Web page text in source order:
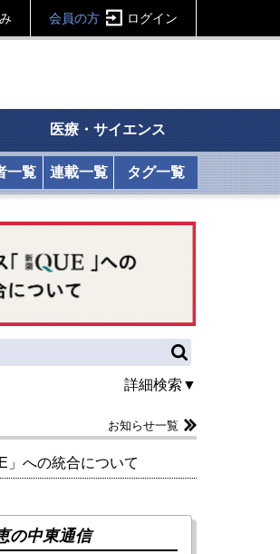
会員の方 ログイン
医療・サイエンス
一覧 連載一覧 タグ一覧
詳細検索▼
お知らせ一覧
」への統合について
の中東通信